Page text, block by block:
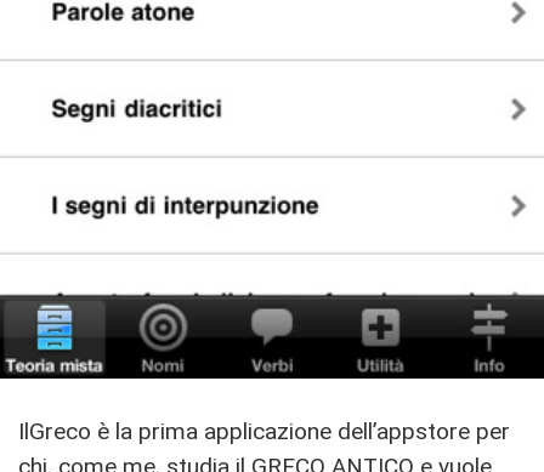
IlGreco è la prima applicazione dell’appstore per
chi, come me, studia il GRECO ANTICO e vuole